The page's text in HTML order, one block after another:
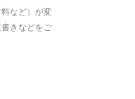
など）が変
きなどをご